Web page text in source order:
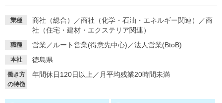
採用情報を探す
説明会を探す
インターンを探す
就活ノウハウ・サポート
業種 商社（総合） ／商社（化学・石油・エネルギー関連） ／商
社（住宅・建材・エクステリア関連）
職種 営業／ ルート営業(得意先中心) ／法人営業(BtoB)
本社 徳島県
働き方
の特徴
年間休日120日以上 ／ 月平均残業20時間未満